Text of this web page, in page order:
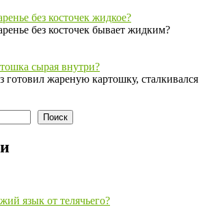
без косточек жидкое?
без косточек бывает жидким?
сырая внутри?
готовил жареную картошку, сталкивался
Поиск
язык от телячьего?